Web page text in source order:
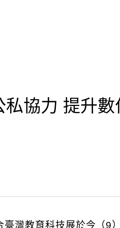
私協力 提升
灣教育科技展於今（9）